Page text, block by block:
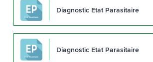
Diagnostic Etat Parasitaire
Diagnostic Etat Parasitaire